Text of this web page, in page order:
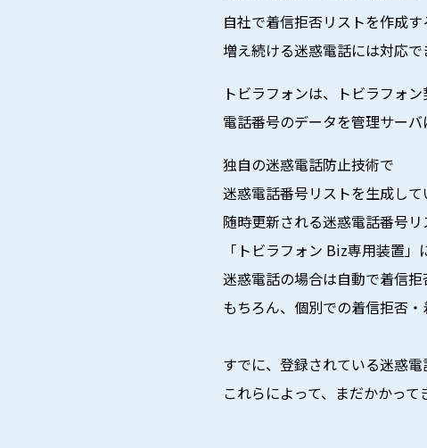
自社で着信拒否リストを作成す
増え続ける迷惑電話には対応で
トビラフォンは、トビラフォ
電話番号のデータを管理サーバ
独自の迷惑電話防止技術で
迷惑電話番号リストを生成して
随時更新される迷惑電話番号リ
「トビラフォン Biz専用装置
迷惑電話の場合は自動で着信拒
もちろん、個別での着信拒否・
すでに、登録されている迷惑
これらによって、まだかかっ